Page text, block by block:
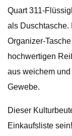
Quart 311-
als Duschtasche.
Organizer-
hochwertigen
aus weichem
Gewebe.
Dieser
Einkaufsliste